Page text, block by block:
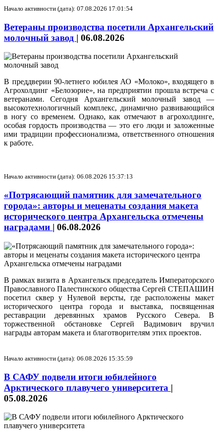
Начало активности (дата): 07.08.2026 17:01:54
Ветераны производства посетили Архангельский
молочный завод | 06.08.2026
В преддверии 90-летнего юбилея АО «Молоко», входящего в
Агрохолдинг «Белозорие», на предприятии прошла встреча с
ветеранами. Сегодня Архангельский молочный завод —
высокотехнологичный комплекс, динамично развивающийся
в ногу со временем. Однако, как отмечают в агрохолдинге,
особая гордость производства — это его люди и заложенные
ими традиции профессионализма, ответственного отношения
к работе.
Начало активности (дата): 06.08.2026 15:37:13
«Потрясающий памятник для замечательного
города»: авторы и меценаты создания макета
исторического центра Архангельска отмечены
наградами | 06.08.2026
В рамках визита в Архангельск председатель Императорского
Православного Палестинского общества Сергей СТЕПАШИН
посетил сквер у Нулевой версты, где расположены макет
исторического центра города и выставка, посвященная
реставрации деревянных храмов Русского Севера. В
торжественной обстановке Сергей Вадимович вручил
награды авторам макета и благотворителям этих проектов.
Начало активности (дата): 06.08.2026 15:35:59
В САФУ подвели итоги юбилейного
Арктического плавучего университета |
05.08.2026